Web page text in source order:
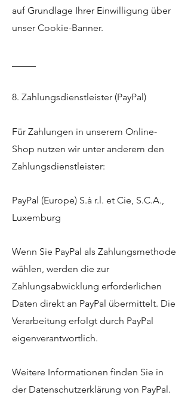
auf Grundlage Ihrer Einwilligung über
unser Cookie-Banner.
8. Zahlungsdienstleister (PayPal)
Für Zahlungen in unserem Online-
Shop nutzen wir unter anderem den
Zahlungsdienstleister:
PayPal (Europe) S.à r.l. et Cie, S.C.A.,
Luxemburg
Wenn Sie PayPal als Zahlungsmethode
wählen, werden die zur
Zahlungsabwicklung erforderlichen
Daten direkt an PayPal übermittelt. Die
Verarbeitung erfolgt durch PayPal
eigenverantwortlich.
Weitere Informationen finden Sie in
der Datenschutzerklärung von PayPal.